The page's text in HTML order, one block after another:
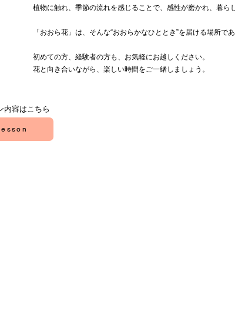
植物に触れ、季節の流れを感じることで、感性が磨かれ、暮ら
「おおら花」は、そんな“おおらかなひととき”を届ける場所で
初めての方、経験者の方も、お気軽にお越しください。
花と向き合いながら、楽しい時間をご一緒しましょう。
内容はこちら